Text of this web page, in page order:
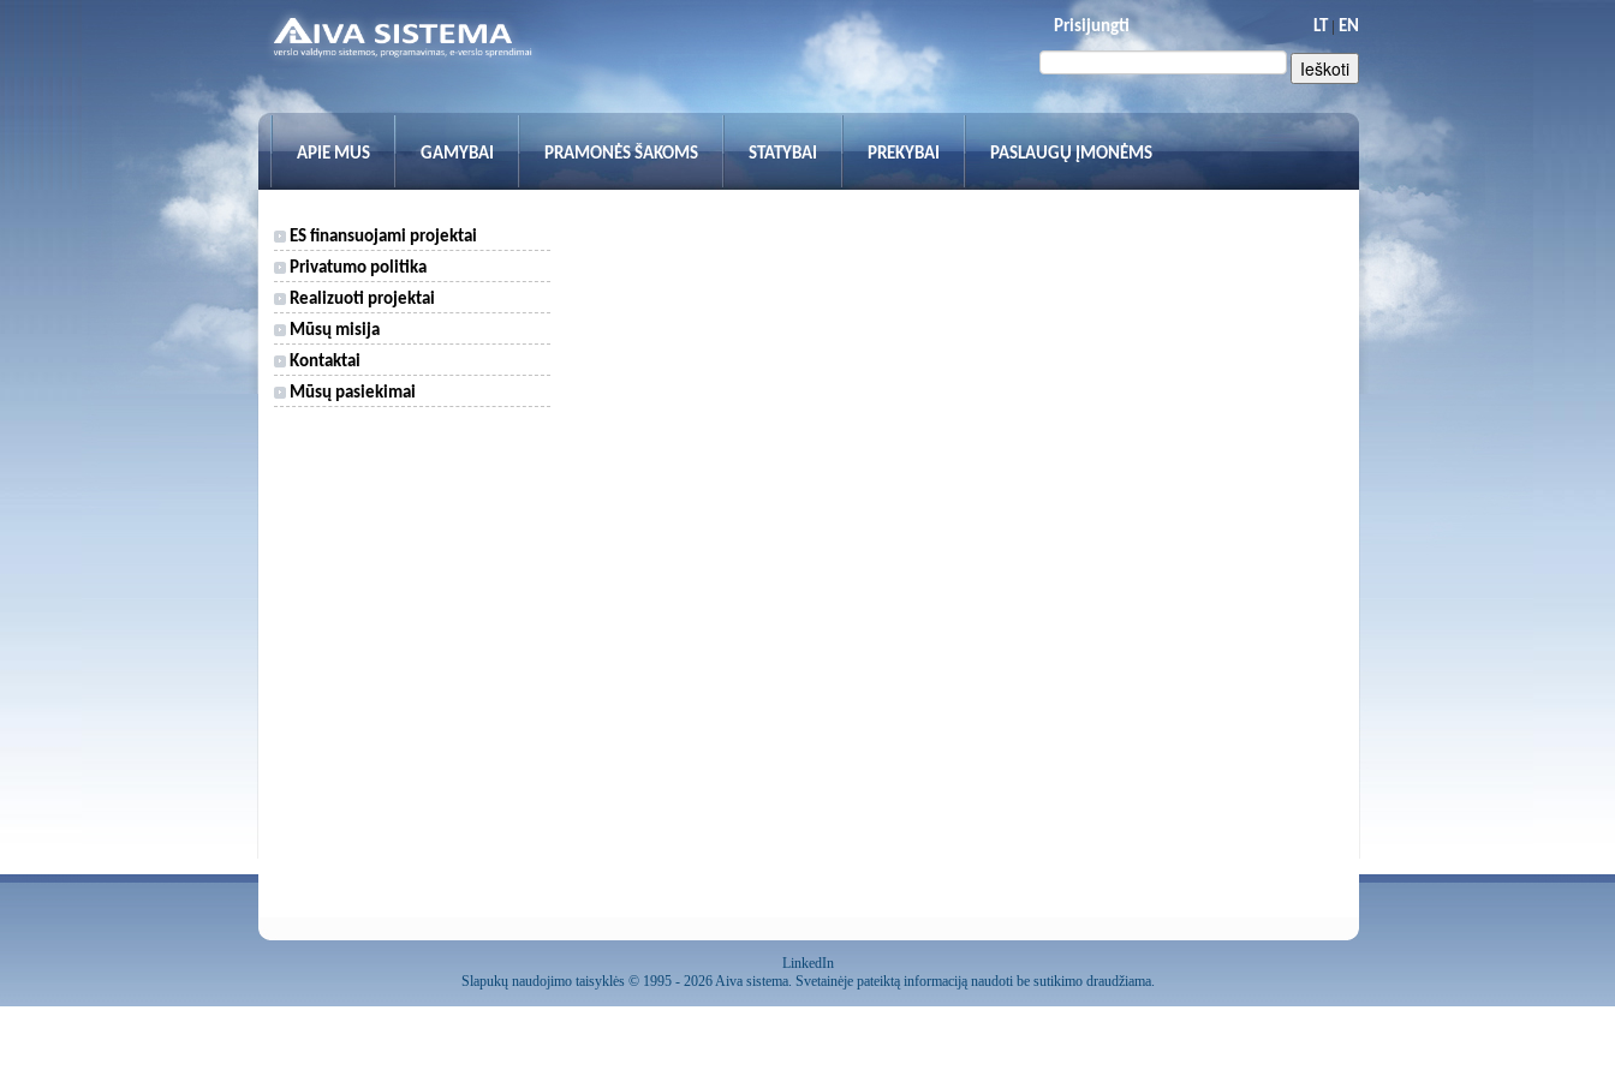
Prisijungti LT| EN
APIE MUS GAMYBAI PRAMONĖS ŠAKOMS STATYBAI PREKYBAI PASLAUGŲ ĮMONĖMS
ES finansuojami projektai
Privatumo politika
Realizuoti projektai
Mūsų misija
Kontaktai
Mūsų pasiekimai
LinkedIn
Slapukų naudojimo taisyklės© 1995 - 2026 Aiva sistema. Svetainėje pateiktą informaciją naudoti be sutikimo draudžiama.